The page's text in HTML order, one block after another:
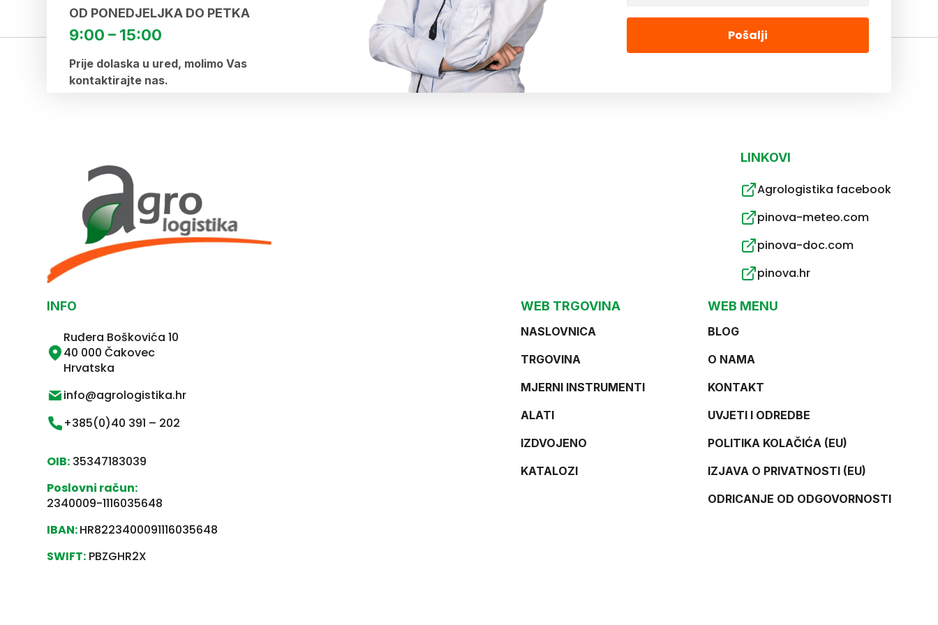
OD PONEDJELJKA DO PETKA
9:00 – 15:00
Prije dolaska u ured, molimo Vas
kontaktirajte nas.
Pošalji
INFO
Ruđera Boškovića 10
40 000 Čakovec
Hrvatska
info@agrologistika.hr
+385(0)40 391 – 202
OIB: 35347183039
Poslovni račun:
2340009-1116035648
IBAN:HR8223400091116035648
SWIFT: PBZGHR2X
LINKOVI
Agrologistika facebook
pinova-meteo.com
pinova-doc.com
pinova.hr
WEB TRGOVINA
NASLOVNICA
TRGOVINA
MJERNI INSTRUMENTI
ALATI
IZDVOJENO
KATALOZI
WEB MENU
BLOG
O NAMA
KONTAKT
UVJETI I ODREDBE
POLITIKA KOLAČIĆA (EU)
IZJAVA O PRIVATNOSTI (EU)
ODRICANJE OD ODGOVORNOSTI